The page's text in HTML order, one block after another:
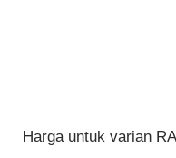
Harga untuk varian